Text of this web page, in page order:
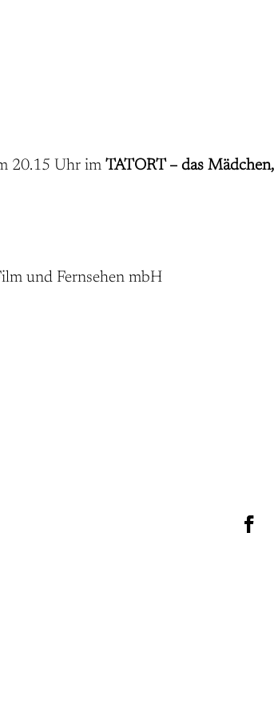
20.15 Uhr im TATORT – das Mädchen,
und Fernsehen mbH